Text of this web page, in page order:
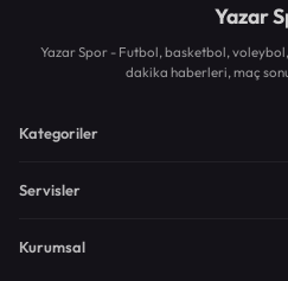
Yazar
Yazar Spor - Futbol, basketbol,
dakika haberleri, maç
Kategoriler
Servisler
Kurumsal